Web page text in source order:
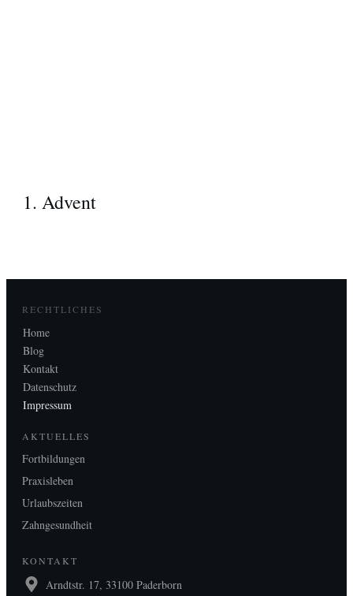
1. Advent
RECHTLICHES
Home
Blog
Kontakt
Datenschutz
Impressum
AKTUELLES
Fortbildungen
Praxisleben
Urlaubszeiten
Zahngesundheit
KONTAKT
Arndtstr. 17, 33100 Paderborn